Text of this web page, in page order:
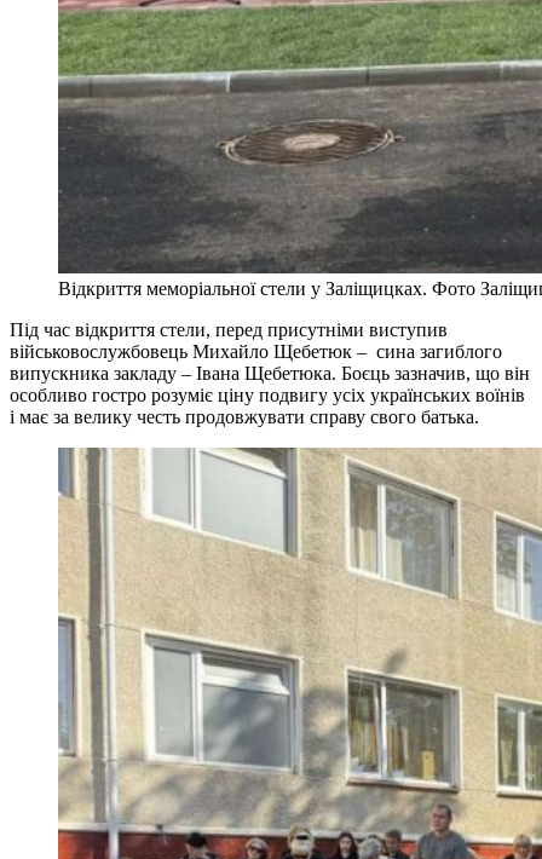
Відкриття меморіальної стели у Заліщицках. Фото
Під час відкриття стели, перед присутніми виступив
військовослужбовець Михайло Щебетюк – сина загиблого
випускника закладу – Івана Щебетюка. Боєць зазначив, що він
особливо гостро розуміє ціну подвигу усіх українських воїнів
і має за велику честь продовжувати справу свого батька.